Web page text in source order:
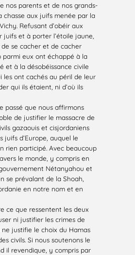
nos parents et de nos grands-
chasse aux juifs menée par la
Refusant d’obéir aux
juifs et à porter l’étoile jaune,
se cacher et de cacher
parmi eux ont échappé à la
et à la désobéissance civile
les ont cachés au péril de leur
qui ils étaient, ni d’où ils
passé que nous affirmons
de justifier le massacre de
gazaouis et cisjordaniens
juifs d’Europe, auquel le
rien participé. Avec beaucoup
le monde, y compris en
Nétanyahou et
se prévalant de la Shoah,
en notre nom et en
ce que ressentent les deux
ni justifier les crimes de
ne justifie le choix du Hamas
civils. Si nous soutenons le
il revendique, y compris par